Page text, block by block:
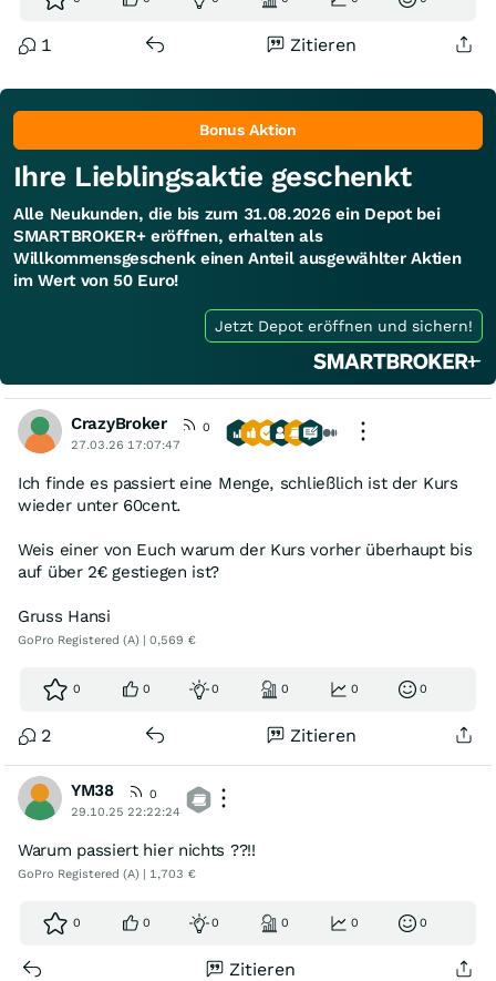
1 Zitieren
Bonus Aktion
Ihre Lieblingsaktie geschenkt
Alle Neukunden, die bis zum 31.08.2026 ein Depot bei
SMARTBROKER+ eröffnen, erhalten als
Willkommensgeschenk einen Anteil ausgewählter Aktien
im Wert von 50 Euro!
Jetzt Depot eröffnen und sichern!
CrazyBroker
0
27.03.26 17:07:47
Ich finde es passiert eine Menge, schließlich ist der Kurs
wieder unter 60cent.
Weis einer von Euch warum der Kurs vorher überhaupt bis
auf über 2€ gestiegen ist?
Gruss Hansi
GoPro Registered (A) | 0,569 €
0 0 0 0 0 0
2 Zitieren
YM38
0
29.10.25 22:22:24
Warum passiert hier nichts ??!!
GoPro Registered (A) | 1,703 €
0 0 0 0 0 0
Zitieren